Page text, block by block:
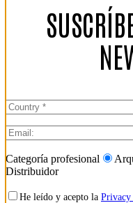
Categoría profesional
Distribuidor
He leído y acepto la